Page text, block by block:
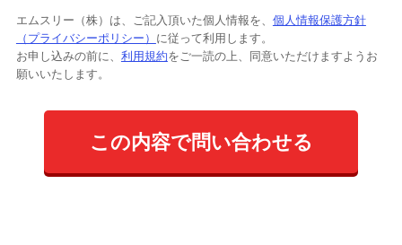
エムスリー（株）は、ご記入頂いた個人情報を、 個人情報保護方針
（プライバシーポリシー） に従って利用します。
お申し込みの前に、 利用規約をご一読の上、同意いただけますようお
願いいたします。